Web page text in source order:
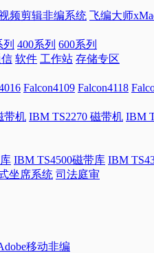
频剪辑非编系统 飞编大师
列 400系列 600系列
软件 工作站 存储专区
Falcon4109 Falcon4118
带机 IBM TS2270 磁带机 IBM
IBM TS4500磁带库 IBM
坐席系统 司法庭审
移动非编